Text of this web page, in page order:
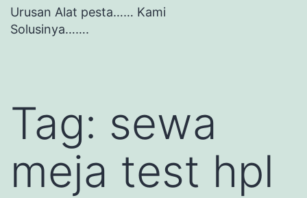
Urusan Alat pesta…… Kami
Solusinya…….
Tag: sewa
meja test hpl